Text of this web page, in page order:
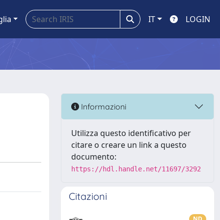
IT LOGIN
Informazioni
Utilizza questo identificativo per
citare o creare un link a questo
documento:
https://hdl.handle.net/11697/3292
Citazioni